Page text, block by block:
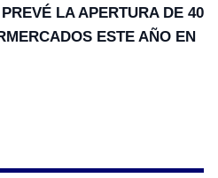
LA APERTURA DE 40
ESTE AÑO EN